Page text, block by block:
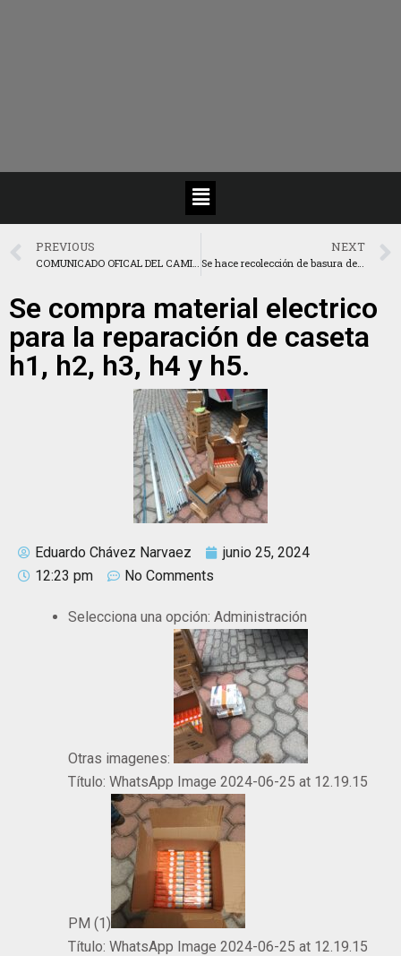
PREVIOUS
COMUNICADO OFICAL DEL CAMIBIO DE SEGURIDAD PRIVADA
NEXT
Se hace recolección de basura de jardineria.
Se compra material electrico
para la reparación de caseta
h1, h2, h3, h4 y h5.
Eduardo Chávez Narvaez
junio 25, 2024
12:23 pm
No Comments
Selecciona una opción: Administración
Otras imagenes:
Título: WhatsApp Image 2024-06-25 at 12.19.15
PM (1)
Título: WhatsApp Image 2024-06-25 at 12.19.15